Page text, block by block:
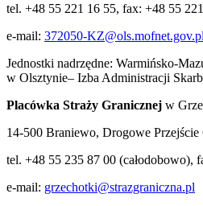
tel. +48 55 221 16 55, fax: +48 55
e-mail: 372050-KZ@ols.mofnet.gov.pl
Jednostki nadrzędne: Warmińsko-
w Olsztynie– Izba Administracji
Placówka Straży Granicznej w
14-500 Braniewo, Drogowe
tel. +48 55 235 87 00 (całodobowo),
e-mail: grzechotki@strazgraniczna.pl